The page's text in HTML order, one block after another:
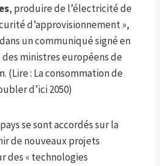
, produire de l’électricité de
d’approvisionnement »,
un communiqué signé en
ministres européens de
(Lire : La consommation de
d’ici 2050)
se sont accordés sur la
de nouveaux projets
des « technologies